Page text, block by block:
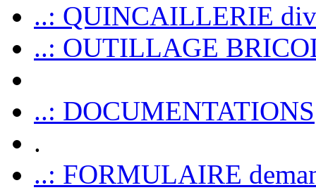
..: QUINCAILLERIE
..: OUTILLAGE
..: DOCUMENTATIONS
.
..: FORMULAIRE